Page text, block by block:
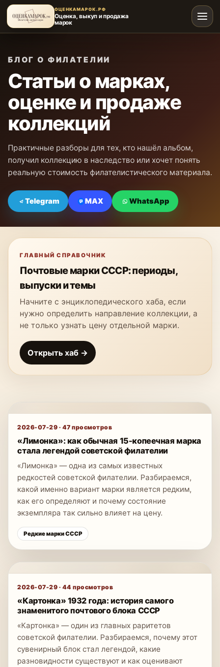
ОЦЕНКАМАРОК.РФ
Оценка, выкуп и продажа
марок
БЛОГ О ФИЛАТЕЛИИ
Статьи о марках,
оценке и продаже
коллекций
Практичные разборы для тех, кто нашёл альбом,
получил коллекцию в наследство или хочет понять
реальную стоимость филателистического материала.
Telegram MAX WhatsApp
ГЛАВНЫЙ СПРАВОЧНИК
Почтовые марки СССР: периоды,
выпуски и темы
Начните с энциклопедического хаба, если
нужно определить направление коллекции, а
не только узнать цену отдельной марки.
Открыть хаб →
2026-07-29 · 47 просмотров
«Лимонка»: как обычная 15-копеечная марка
стала легендой советской филателии
«Лимонка» — одна из самых известных
редкостей советской филателии. Разбираемся,
какой именно вариант марки является редким,
как его определяют и почему состояние
экземпляра так сильно влияет на цену.
Редкие марки СССР
2026-07-29 · 44 просмотров
«Картонка» 1932 года: история самого
знаменитого почтового блока СССР
«Картонка» — один из главных раритетов
советской филателии. Разбираемся, почему этот
сувенирный блок стал легендой, какие
разновидности существуют и как оценивают